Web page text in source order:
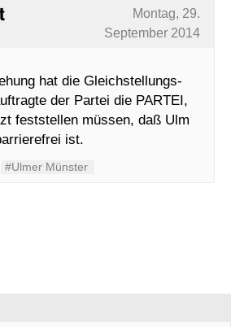
Montag, 29.
September 2014
hat die Gleichstellungs-
der Partei die PARTEI,
feststellen müssen, daß Ulm
ist.
#Ulmer Münster